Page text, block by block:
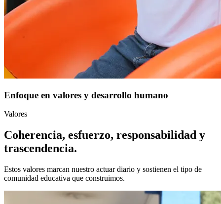
Enfoque en valores y desarrollo humano
Valores
Coherencia, esfuerzo, responsabilidad y
trascendencia.
Estos valores marcan nuestro actuar diario y sostienen el tipo de
comunidad educativa que construimos.